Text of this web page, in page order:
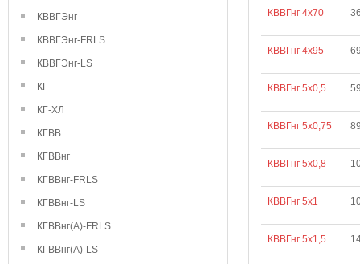
КВВГЭнг
КВВГЭнг-FRLS
КВВГЭнг-LS
КГ
КГ-ХЛ
КГВВ
КГВВнг
КГВВнг-FRLS
КГВВнг-LS
КГВВнг(А)-FRLS
КГВВнг(А)-LS
КВВГнг 4х70
КВВГнг 4х95
КВВГнг 5х0,5
КВВГнг 5х0,75
КВВГнг 5х0,8
КВВГнг 5х1
КВВГнг 5х1,5